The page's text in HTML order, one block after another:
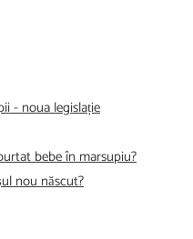
- noua legislație
bebe în marsupiu?
nou născut?